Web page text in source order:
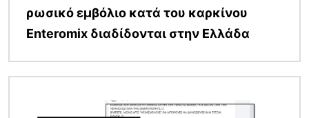
ρωσικό εμβόλιο κατά του καρκίνου
Enteromix διαδίδονται στην Ελλάδα